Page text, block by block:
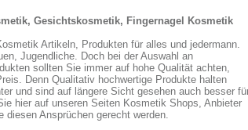
Gesichtskosmetik, Fingernagel Kosmetik
Artikeln, Produkten für alles und jedermann.
Jugendliche. Doch bei der Auswahl an
sollten Sie immer auf hohe Qualität achten,
Denn Qualitativ hochwertige Produkte halten
und sind auf längere Sicht gesehen auch besser
hier auf unseren Seiten Kosmetik Shops, Anbieter
diesen Ansprüchen gerecht werden.